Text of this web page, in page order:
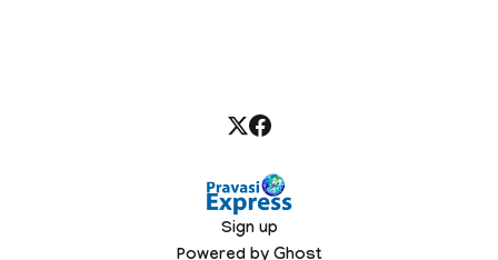
Sign up